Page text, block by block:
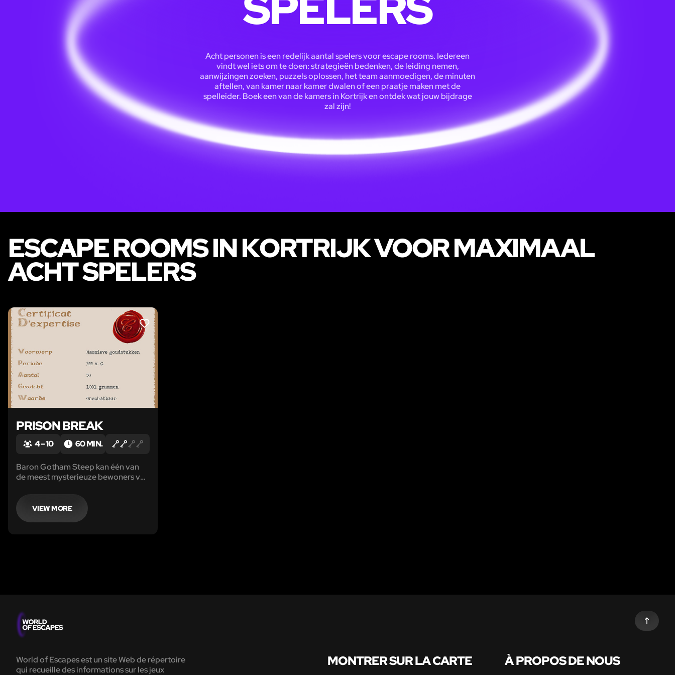
Acht personen is een redelijk aantal spelers voor escape rooms. Iedereen
vindt wel iets om te doen: strategieën bedenken, de leiding nemen,
aanwijzingen zoeken, puzzels oplossen, het team aanmoedigen, de minuten
aftellen, van kamer naar kamer dwalen of een praatje maken met de
spelleider. Boek een van de kamers in Kortrijk en ontdek wat jouw bijdrage
zal zijn!
ESCAPE ROOMS IN KORTRIJK VOOR MAXIMAAL
ACHT SPELERS
LIKE
PRISON BREAK
4 – 10 60 MIN.
Baron Gotham Steep kan één van
de meest mysterieuze bewoners van
goedlachse man, ontvluchtte het
Verenigd Koninkrijk tijdens de
Groote Oorlog en woonde een tijdje
VIEW MORE
World of Escapes est un site Web de répertoire
qui recueille des informations sur les jeux
MONTRER SUR LA CARTE À PROPOS DE NOUS